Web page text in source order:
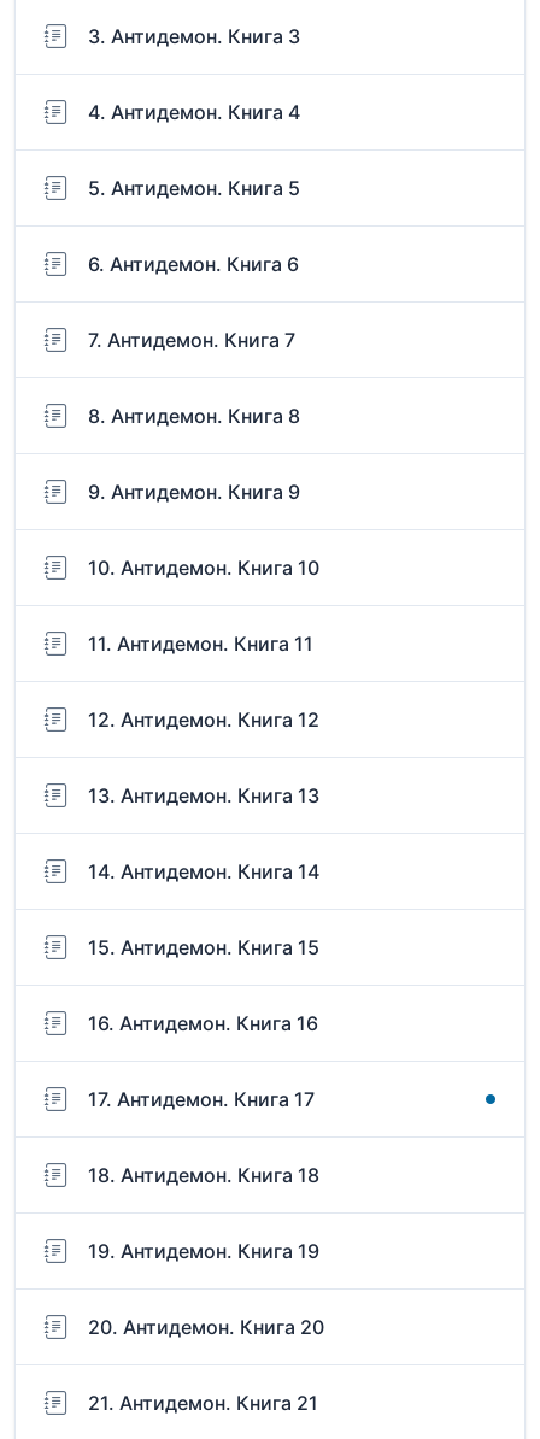
3. Антидемон. Книга 3
4. Антидемон. Книга 4
5. Антидемон. Книга 5
6. Антидемон. Книга 6
7. Антидемон. Книга 7
8. Антидемон. Книга 8
9. Антидемон. Книга 9
10. Антидемон. Книга 10
11. Антидемон. Книга 11
12. Антидемон. Книга 12
13. Антидемон. Книга 13
14. Антидемон. Книга 14
15. Антидемон. Книга 15
16. Антидемон. Книга 16
17. Антидемон. Книга 17
18. Антидемон. Книга 18
19. Антидемон. Книга 19
20. Антидемон. Книга 20
21. Антидемон. Книга 21